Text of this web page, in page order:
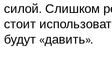
силой. Слишком
стоит
будут «давить».